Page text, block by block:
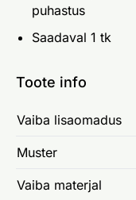
puhastus
Saadaval 1 tk
Toote info
Vaiba lisaomadus
Muster
Vaiba materjal